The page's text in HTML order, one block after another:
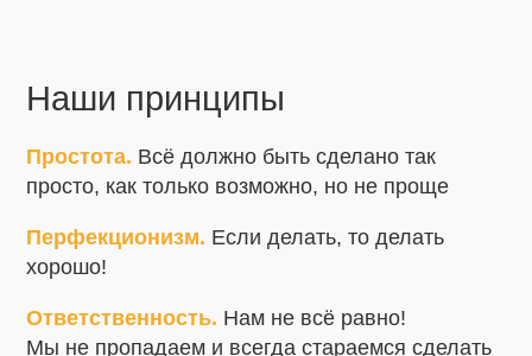
Наши принципы
Простота. Всё должно быть сделано так
просто, как только возможно, но не проще
Перфекционизм. Если делать, то делать
хорошо!
Ответственность. Нам не всё равно!
Мы не пропадаем и всегда стараемся сделать